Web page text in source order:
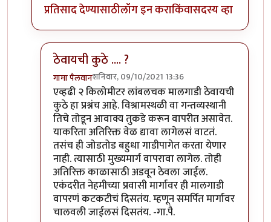
प्रतिसाद देण्यासाठीलॉग इन कराकिंवासदस्य व्हा
ठेवायची कुठे .... ?
गामा पैलवानशनिवार, 09/10/2021 13:36
In reply toअशीच एक १४६ डब्यांची अजगरbyसुबोध खरे
एव्हढी २ किलोमीटर लांबलचक मालगाडी ठेवायची
कुठे हा प्रश्नंच आहे. विश्रामस्थळी वा गन्तव्यस्थानी
तिचे तोडून आवाक्य तुकडे करून वापरीत असावेत.
याकरिता अतिरिक्त वेळ द्यावा लागेलसं वाटतं.
तसंच ही जोडतोड बहुधा गाडीपागेत करता येणार
नाही. त्यासाठी मुख्यमार्ग वापरावा लागेल. तोही
अतिरिक्त काळासाठी अडवून ठेवला जाईल.
एकंदरीत नेहमीच्या प्रवासी मार्गावर ही मालगाडी
वापरणं कटकटीचं दिसतंय. म्हणून समर्पित मार्गावर
चालवली जाईलसं दिसतंय. -गा.पै.